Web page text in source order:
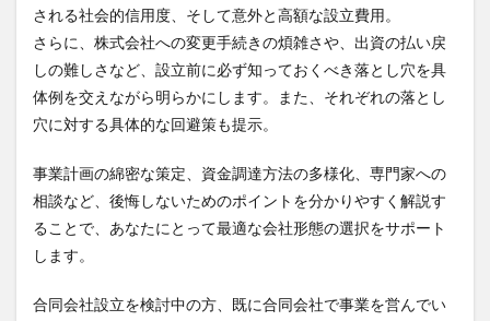
される社会的信用度、そして意外と高額な設立費用。
さらに、株式会社への変更手続きの煩雑さや、出資の払い戻
しの難しさなど、設立前に必ず知っておくべき落とし穴を具
体例を交えながら明らかにします。また、それぞれの落とし
穴に対する具体的な回避策も提示。
事業計画の綿密な策定、資金調達方法の多様化、専門家への
相談など、後悔しないためのポイントを分かりやすく解説す
ることで、あなたにとって最適な会社形態の選択をサポート
します。
合同会社設立を検討中の方、既に合同会社で事業を営んでい